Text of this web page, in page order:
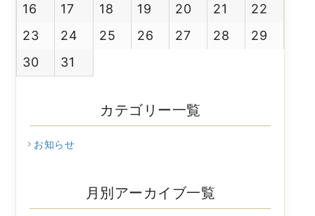
16
17 18 19 20 21
22
23
24 25 26 27 28
29
30
31
カテゴリー一覧
お知らせ
月別アーカイブ一覧